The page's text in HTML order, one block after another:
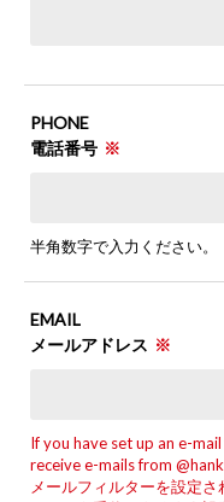
PHONE
電話番号
半角数字で入力ください。
EMAIL
メールアドレス
If you have set up an e-
receive e-mails from
メールフィルターを設定